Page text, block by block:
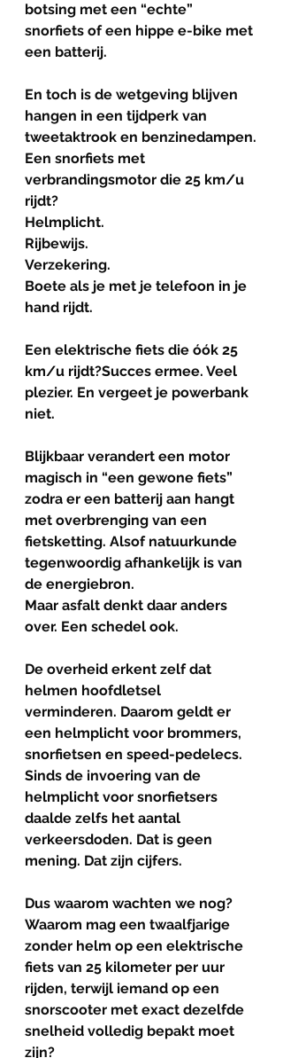
botsing met een “echte”
snorfiets of een hippe e-bike met
een batterij.
En toch is de wetgeving blijven
hangen in een tijdperk van
tweetaktrook en benzinedampen.
Een snorfiets met
verbrandingsmotor die 25 km/u
rijdt?
Helmplicht.
Rijbewijs.
Verzekering.
Boete als je met je telefoon in je
hand rijdt.
Een elektrische fiets die óók 25
km/u rijdt?Succes ermee. Veel
plezier. En vergeet je powerbank
niet.
Blijkbaar verandert een motor
magisch in “een gewone fiets”
zodra er een batterij aan hangt
met overbrenging van een
fietsketting. Alsof natuurkunde
tegenwoordig afhankelijk is van
de energiebron.
Maar asfalt denkt daar anders
over. Een schedel ook.
De overheid erkent zelf dat
helmen hoofdletsel
verminderen. Daarom geldt er
een helmplicht voor brommers,
snorfietsen en speed-pedelecs.
Sinds de invoering van de
helmplicht voor snorfietsers
daalde zelfs het aantal
verkeersdoden. Dat is geen
mening. Dat zijn cijfers.
Dus waarom wachten we nog?
Waarom mag een twaalfjarige
zonder helm op een elektrische
fiets van 25 kilometer per uur
rijden, terwijl iemand op een
snorscooter met exact dezelfde
snelheid volledig bepakt moet
zijn?